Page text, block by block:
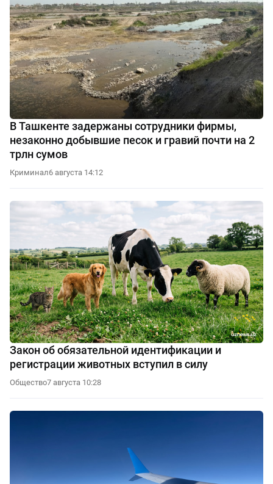
В Ташкенте задержаны сотрудники фирмы,
незаконно добывшие песок и гравий почти на 2
трлн сумов
Криминал6 августа 14:12
Закон об обязательной идентификации и
регистрации животных вступил в силу
Общество7 августа 10:28